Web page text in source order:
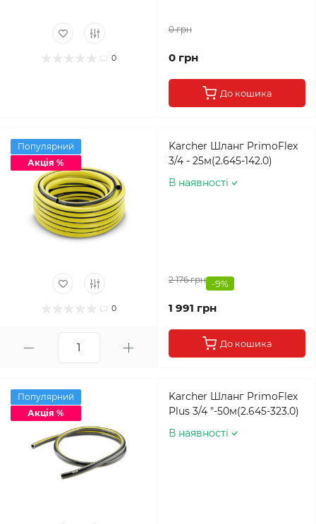
0
0 грн
0 грн
До кошика
Популярний
Акція %
0
Karcher Шланг PrimoFlex
3/4 - 25м(2.645-142.0)
В наявності
2 176 грн -9%
1 991 грн
До кошика
Популярний
Акція %
Karcher Шланг PrimoFlex
Plus 3/4 "-50м(2.645-323.0)
В наявності